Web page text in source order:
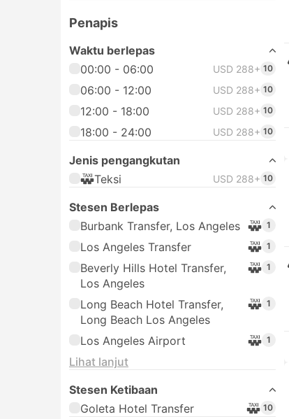
Penapis
Waktu berlepas
00:00 - 06:00
USD 288+ 10
06:00 - 12:00 USD 288+ 10
12:00 - 18:00 USD 288+ 10
18:00 - 24:00 USD 288+ 10
Jenis pengangkutan
Teksi
USD 288+ 10
Stesen Berlepas
Burbank Transfer, Los Angeles
1
Los Angeles Transfer 1
Beverly Hills Hotel Transfer,
Los Angeles
1
Long Beach Hotel Transfer,
Long Beach Los Angeles
1
Los Angeles Airport 1
Lihat lanjut
Stesen Ketibaan
Goleta Hotel Transfer
10